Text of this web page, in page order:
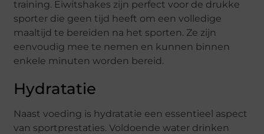
training. Eiwitshakes zijn perfect voor de drukke
sporter die geen tijd heeft om een volledige
maaltijd te bereiden na het sporten. Ze zijn
eenvoudig mee te nemen en kunnen binnen
enkele minuten worden bereid.
Hydratatie
Naast voeding is hydratatie een essentieel aspect
van sportprestaties. Voldoende water drinken